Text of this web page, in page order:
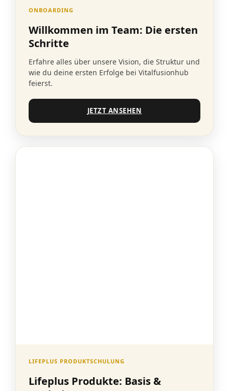
ONBOARDING
Willkommen im Team: Die ersten
Schritte
Erfahre alles über unsere Vision, die Struktur und
wie du deine ersten Erfolge bei Vitalfusionhub
feierst.
JETZT ANSEHEN
LIFEPLUS PRODUKTSCHULUNG
Lifeplus Produkte: Basis &